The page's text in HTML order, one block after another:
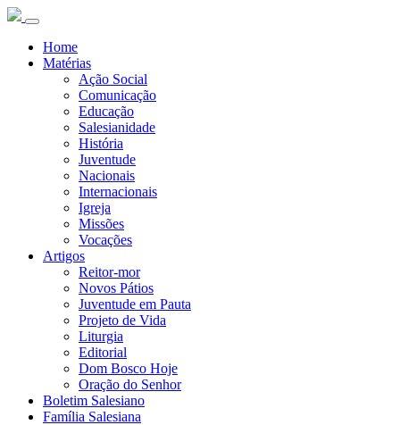
Home
Matérias
Ação Social
Comunicação
Educação
Salesianidade
História
Juventude
Nacionais
Internacionais
Igreja
Missões
Vocações
Artigos
Reitor-mor
Novos Pátios
Juventude em Pauta
Projeto de Vida
Liturgia
Editorial
Dom Bosco Hoje
Oração do Senhor
Boletim Salesiano
Família Salesiana